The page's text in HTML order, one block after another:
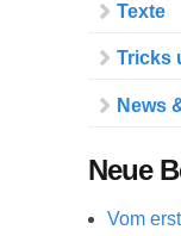
Texte
Tricks
News
Neue
Vom